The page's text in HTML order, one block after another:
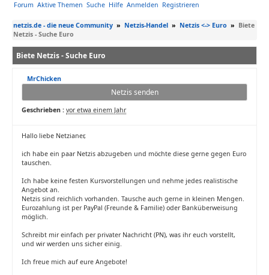
Forum Aktive Themen Suche Hilfe Anmelden Registrieren
netzis.de - die neue Community » Netzis-Handel » Netzis <-> Euro » Biete
Netzis - Suche Euro
Biete Netzis - Suche Euro
MrChicken
Netzis senden
Geschrieben : vor etwa einem Jahr
Hallo liebe Netzianer,
ich habe ein paar Netzis abzugeben und möchte diese gerne gegen Euro
tauschen.
Ich habe keine festen Kursvorstellungen und nehme jedes realistische
Angebot an.
Netzis sind reichlich vorhanden. Tausche auch gerne in kleinen Mengen.
Eurozahlung ist per PayPal (Freunde & Familie) oder Banküberweisung
möglich.
Schreibt mir einfach per privater Nachricht (PN), was ihr euch vorstellt,
und wir werden uns sicher einig.
Ich freue mich auf eure Angebote!